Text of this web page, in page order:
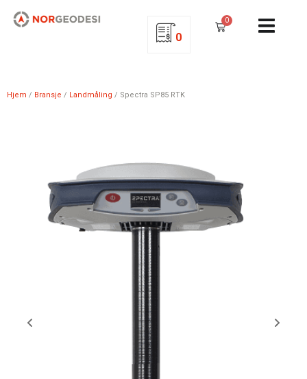
0
0
Hjem / Bransje / Landmåling / Spectra SP85 RTK